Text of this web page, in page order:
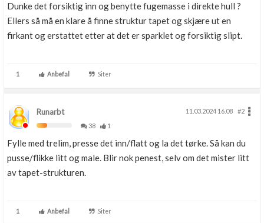
Dunke det forsiktig inn og benytte fugemasse i direkte hull ?
Ellers så må en klare å finne struktur tapet og skjære ut en
firkant og erstattet etter at det er sparklet og forsiktig slipt.
1 Anbefal Siter
Runarbt 11.03.2024 16.08
#2
38
1
Fylle med trelim, presse det inn/flatt og la det tørke. Så kan du
pusse/flikke litt og male. Blir nok penest, selv om det mister litt
av tapet-strukturen.
1 Anbefal Siter